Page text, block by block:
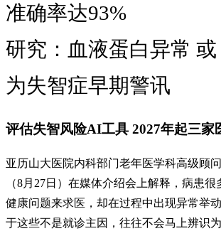
准确率达93%
研究：血液蛋白异常 或
为失智症早期警讯
评估失智风险AI工具 2027年起三家
亚历山大医院内科部门老年医学科高级顾
（8月27日）在媒体介绍会上解释，病患
健康问题来求医，却在过程中出现异常举
于这些不是就诊主因，往往不会马上辨识